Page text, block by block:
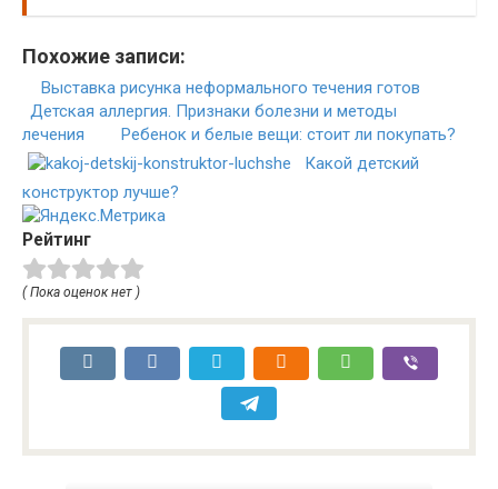
Похожие записи:
Выставка рисунка неформального течения готов
Детская аллергия. Признаки болезни и методы
лечения
Ребенок и белые вещи: стоит ли покупать?
Какой детский
конструктор лучше?
Рейтинг
( Пока оценок нет )